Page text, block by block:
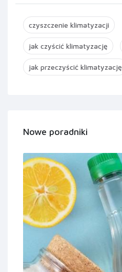
czyszczenie klimatyzacji
jak czyścić klimatyzację
jak przeczyścić klimatyzację
Nowe poradniki